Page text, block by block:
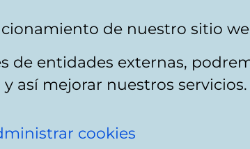
de nuestro sitio
de entidades externas,
así mejorar nuestros servicios.
cookies